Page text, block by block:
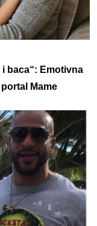
i baca“: Emotivna
Mame